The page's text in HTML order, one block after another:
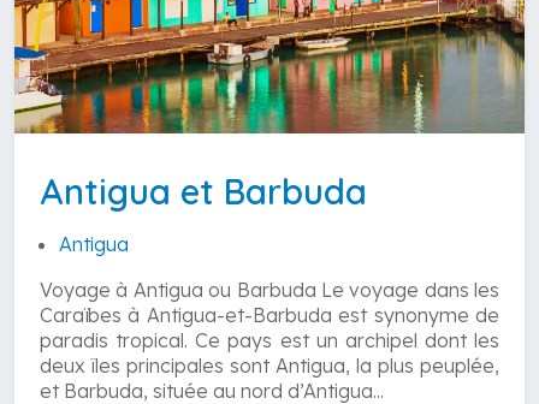
Antigua et Barbuda
Antigua
Voyage à Antigua ou Barbuda Le voyage dans les
Caraïbes à Antigua-et-Barbuda est synonyme de
paradis tropical. Ce pays est un archipel dont les
deux îles principales sont Antigua, la plus peuplée,
et Barbuda, située au nord d’Antigua...